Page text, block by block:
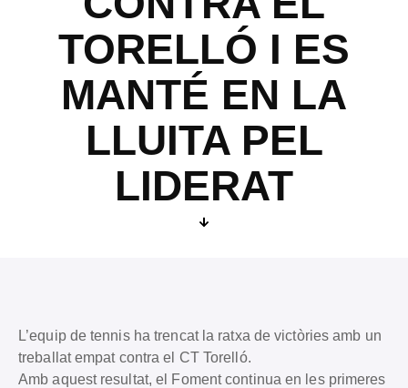
TORELLÓ I ES
MANTÉ EN LA
LLUITA PEL
LIDERAT
L’equip de tennis ha trencat la ratxa de victòries amb un
treballat empat contra el CT Torelló.
Amb aquest resultat, el Foment continua en les primeres